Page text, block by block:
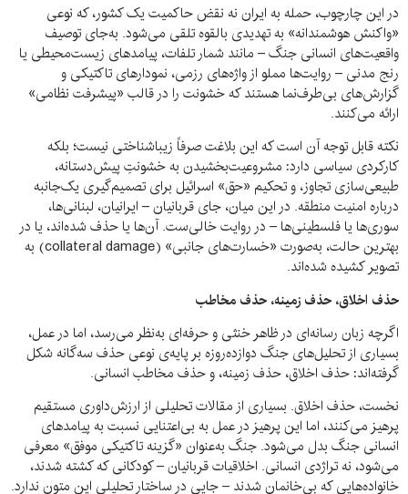
در این چارچوب، حمله به ایران نه نقض حاکمیت یک کشور، که نوعی
«واکنش هوشمندانه» به تهدیدی بالقوه تلقی می‌شود. به‌جای توصیف
واقعیت‌های انسانی جنگ – مانند شمار تلفات، پیامدهای زیست‌محیطی یا
رنج مدنی – روایت‌ها مملو از واژه‌های رزمی، نمودارهای تاکتیکی و
گزارش‌های بی‌طرف‌نما هستند که خشونت را در قالب «پیشرفت نظامی»
ارائه می‌کنند.
نکته قابل توجه آن است که این بلاغت صرفاً زیباشناختی نیست؛ بلکه
کارکردی سیاسی دارد: مشروعیت‌بخشیدن به خشونتِ پیش‌دستانه،
طبیعی‌سازی تجاوز، و تحکیم «حق» اسرائیل برای تصمیم‌گیری یک‌جانبه
درباره امنیت منطقه. در این میان، جای قربانیان – ایرانیان، لبنانی‌ها،
سوری‌ها یا فلسطینی‌ها – در روایت خالی‌ست. آن‌ها یا حذف شده‌اند، یا در
بهترین حالت، به‌صورت «خسارت‌های جانبی» (collateral damage) به
تصویر کشیده شده‌اند.
حذف اخلاق، حذف زمینه، حذف مخاطب
اگرچه زبان رسانه‌ای در ظاهر خنثی و حرفه‌ای به‌نظر می‌رسد، اما در عمل،
بسیاری از تحلیل‌های جنگ دوازده‌روزه بر پایه‌ی نوعی حذف سه‌گانه شکل
گرفته‌اند: حذف اخلاق، حذف زمینه، و حذف مخاطب انسانی.
نخست، حذف اخلاق. بسیاری از مقالات تحلیلی از ارزش‌داوری مستقیم
پرهیز می‌کنند، اما این پرهیز در عمل به بی‌اعتنایی نسبت به پیامدهای
انسانی جنگ بدل می‌شود. جنگ به‌عنوان «گزینه تاکتیکی موفق» معرفی
می‌شود، نه تراژدی انسانی. اخلاقیات قربانیان – کودکانی که کشته شدند،
خانواده‌هایی که بی‌خانمان شدند – جایی در ساختار تحلیلی این متون ندارد.